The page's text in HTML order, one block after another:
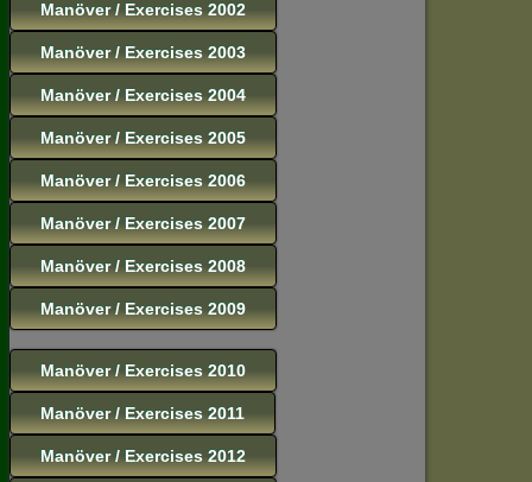
Manöver / Exercises 2002
Manöver / Exercises 2003
Manöver / Exercises 2004
Manöver / Exercises 2005
Manöver / Exercises 2006
Manöver / Exercises 2007
Manöver / Exercises 2008
Manöver / Exercises 2009
Manöver / Exercises 2010
Manöver / Exercises 2011
Manöver / Exercises 2012